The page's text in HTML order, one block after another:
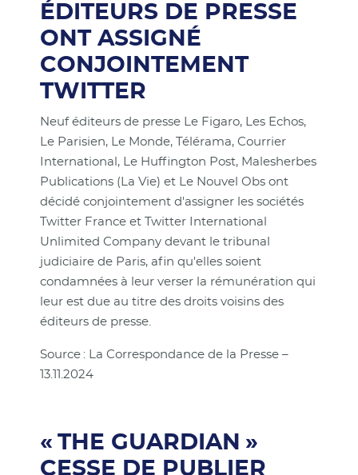
ÉDITEURS DE PRESSE
ONT ASSIGNÉ
CONJOINTEMENT
TWITTER
Neuf éditeurs de presse Le Figaro, Les Echos,
Le Parisien, Le Monde, Télérama, Courrier
International, Le Huffington Post, Malesherbes
Publications (La Vie) et Le Nouvel Obs ont
décidé conjointement d'assigner les sociétés
Twitter France et Twitter International
Unlimited Company devant le tribunal
judiciaire de Paris, afin qu'elles soient
condamnées à leur verser la rémunération qui
leur est due au titre des droits voisins des
éditeurs de presse.
Source : La Correspondance de la Presse –
13.11.2024
« THE GUARDIAN »
CESSE DE PUBLIER